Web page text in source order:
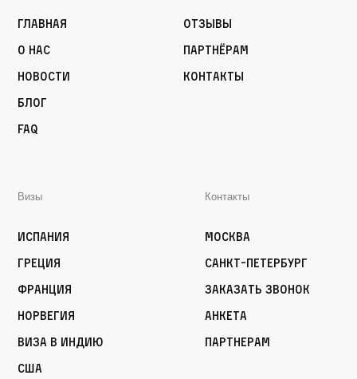
Главная
О нас
Новости
Блог
FAQ
Отзывы
Партнёрам
Контакты
Визы
Испания
Греция
Франция
Норвегия
Виза в Индию
США
Контакты
Москва
Санкт-Петербург
Заказать звонок
Анкета
Партнерам